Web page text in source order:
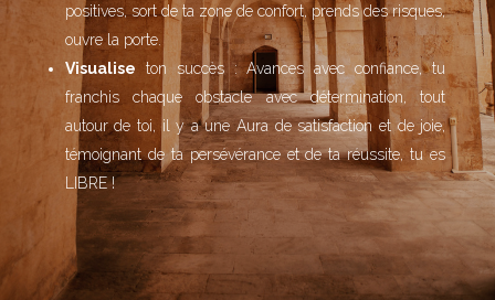
positives, sort de ta zone de confort, prends des risques,
ouvre la porte.
Visualise ton succès : Avances avec confiance, tu
franchis chaque obstacle avec détermination, tout
autour de toi, il y a une Aura de satisfaction et de joie,
témoignant de ta persévérance et de ta réussite, tu es
LIBRE !